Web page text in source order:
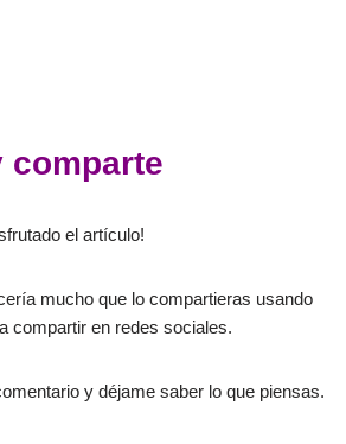
comparte
el artículo!
mucho que lo compartieras usando
compartir en redes sociales.
y déjame saber lo que piensas.